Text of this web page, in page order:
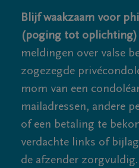
Blijf waakzaam voor
(poging tot oplichting)
meldingen over valse
zogezegde
mom van een
mailadressen, andere
of een betaling te
verdachte links of
de afzender